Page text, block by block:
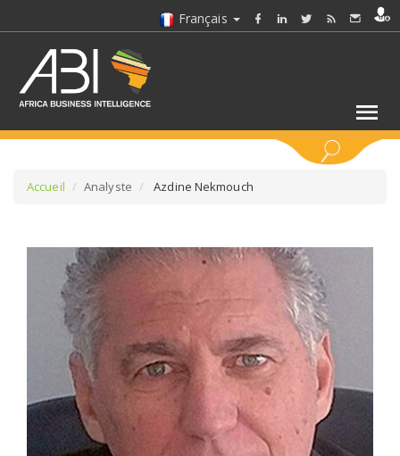
Français
SÉLECTIONNEZ UN DOSSIER
SELECTIONNEZ UNE SECTION
SÉLECTIONNEZ UNE CATÉGORIE
SÉLECTIONNEZ UN/DES PAYS
Accueil Analyste Azdine Nekmouch